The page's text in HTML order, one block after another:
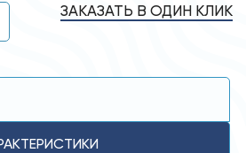
ЗАКАЗАТЬ В ОДИН КЛИК